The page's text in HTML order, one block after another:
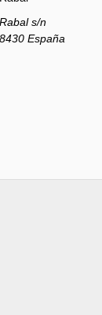
s/n
España